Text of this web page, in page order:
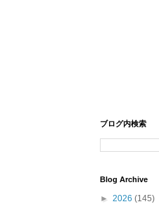
ブログ内検索
Blog Archive
► 2026 (145)